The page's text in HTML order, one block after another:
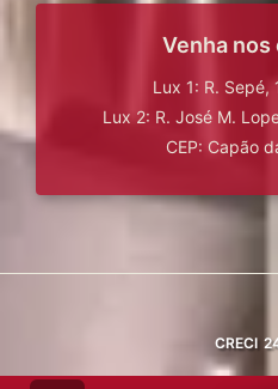
Venha
Lux 1: R. Sepé,
Lux 2: R. José M.
CEP: Capão
CRECI